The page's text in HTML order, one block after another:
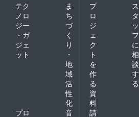
テク
ノロ
ジー
・ガ
ジェ
ット
ま
ち
づ
く
り
・
地
域
活
性
化
プロ
音
プ
ロ
ジ
ェ
ク
ト
を
作
る
ス
タ
ッ
フ
に
相
談
す
る
資
料
請